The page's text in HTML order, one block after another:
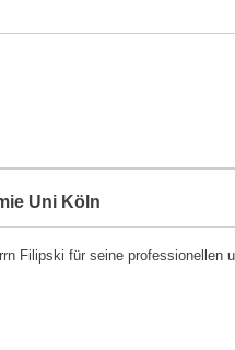
Uni Köln
Filipski für seine professionellen